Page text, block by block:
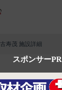
スポンサーPR
古寿茂 施設詳細